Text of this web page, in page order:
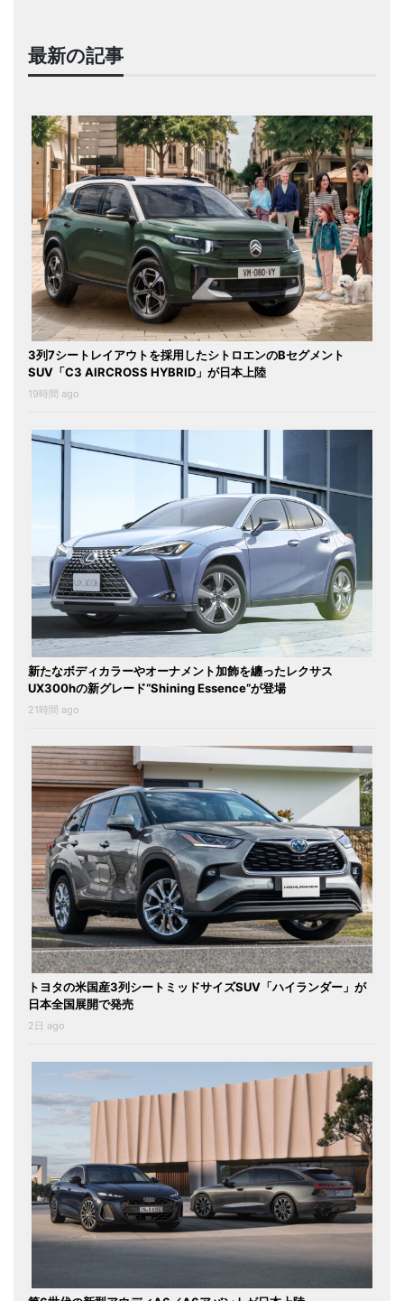
最新の記事
3列7シートレイアウトを採用したシトロエンのBセグメント
SUV「C3 AIRCROSS HYBRID」が日本上陸
19時間 ago
新たなボディカラーやオーナメント加飾を纏ったレクサス
UX300hの新グレード“Shining Essence”が登場
21時間 ago
トヨタの米国産3列シートミッドサイズSUV「ハイランダー」が
日本全国展開で発売
2日 ago